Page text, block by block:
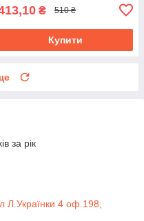
₴ 510 ₴
Купити
за рік
Л.Українки 4 оф.198,